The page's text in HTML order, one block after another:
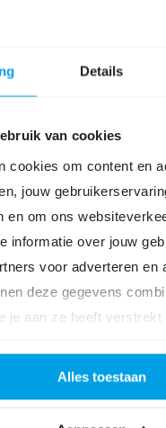
Details
van cookies
cookies om content en
jouw
en om ons
informatie over jouw
voor adverteren en
deze gegevens
je aan ze heeft verstrekt
Alles toestaan
Meer weten
over onze
Ben jij op zoek naar
Amersfoort? Neem
vrijblijvend contact
ons op.